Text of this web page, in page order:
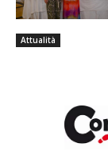
Attualità